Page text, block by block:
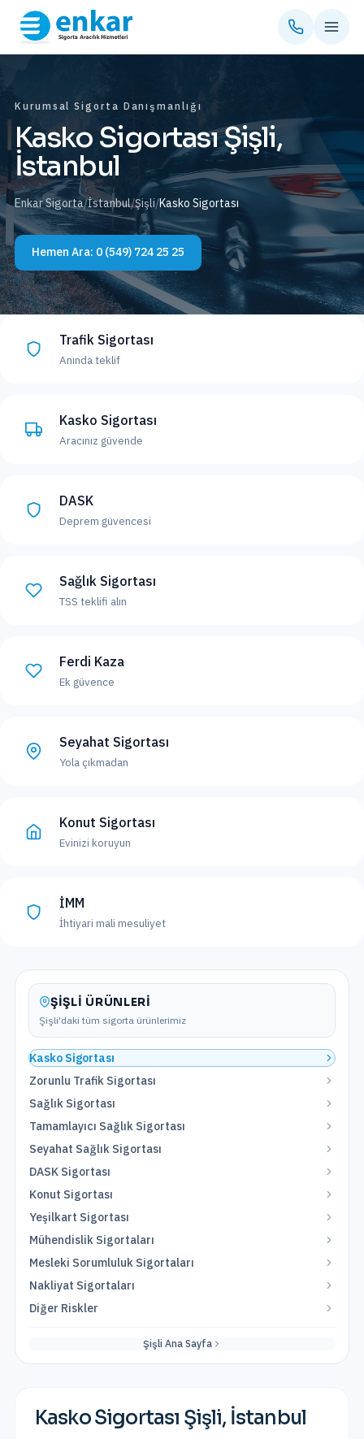
Kurumsal Sigorta Danışmanlığı
Kasko Sigortası Şişli,
İstanbul
Enkar Sigorta/İstanbul/Şişli/Kasko Sigortası
Hemen Ara: 0 (549) 724 25 25
Trafik Sigortası
Anında teklif
Kasko Sigortası
Aracınız güvende
DASK
Deprem güvencesi
Sağlık Sigortası
TSS teklifi alın
Ferdi Kaza
Ek güvence
Seyahat Sigortası
Yola çıkmadan
Konut Sigortası
Evinizi koruyun
İMM
İhtiyari mali mesuliyet
ŞIŞLI ÜRÜNLERI
Şişli'daki tüm sigorta ürünlerimiz
Kasko Sigortası
Zorunlu Trafik Sigortası
Sağlık Sigortası
Tamamlayıcı Sağlık Sigortası
Seyahat Sağlık Sigortası
DASK Sigortası
Konut Sigortası
Yeşilkart Sigortası
Mühendislik Sigortaları
Mesleki Sorumluluk Sigortaları
Nakliyat Sigortaları
Diğer Riskler
Şişli Ana Sayfa
Kasko Sigortası Şişli, İstanbul